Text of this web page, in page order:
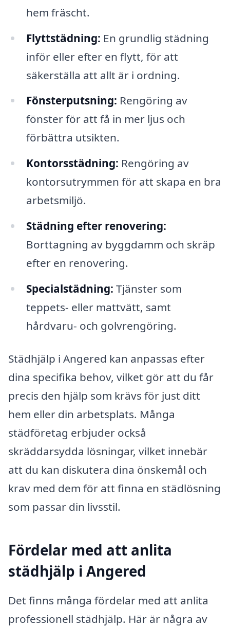
hem fräscht.
Flyttstädning: En grundlig städning
inför eller efter en flytt, för att
säkerställa att allt är i ordning.
Fönsterputsning: Rengöring av
fönster för att få in mer ljus och
förbättra utsikten.
Kontorsstädning: Rengöring av
kontorsutrymmen för att skapa en bra
arbetsmiljö.
Städning efter renovering:
Borttagning av byggdamm och skräp
efter en renovering.
Specialstädning: Tjänster som
teppets- eller mattvätt, samt
hårdvaru- och golvrengöring.
Städhjälp i Angered kan anpassas efter
dina specifika behov, vilket gör att du får
precis den hjälp som krävs för just ditt
hem eller din arbetsplats. Många
städföretag erbjuder också
skräddarsydda lösningar, vilket innebär
att du kan diskutera dina önskemål och
krav med dem för att finna en städlösning
som passar din livsstil.
Fördelar med att anlita
städhjälp i Angered
Det finns många fördelar med att anlita
professionell städhjälp. Här är några av